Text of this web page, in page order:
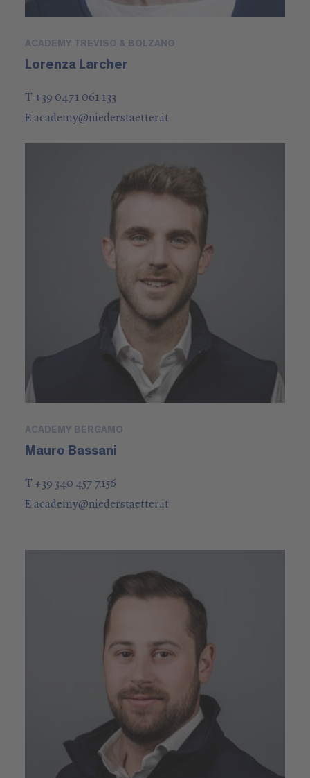
ACADEMY TREVISO & BOLZANO
Lorenza Larcher
T +39 0471 061 133
E academy@niederstaetter.it
ACADEMY BERGAMO
Mauro Bassani
T +39 340 457 7156
E academy@niederstaetter.it